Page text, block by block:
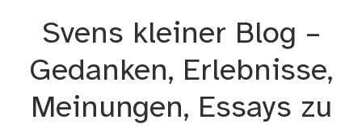
Svens kleiner Blog –
Gedanken, Erlebnisse,
Meinungen, Essays zu